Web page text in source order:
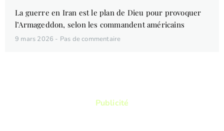
La guerre en Iran est le plan de Dieu pour provoquer
l’Armageddon, selon les commandent américains
9 mars 2026 Pas de commentaire
Publicité